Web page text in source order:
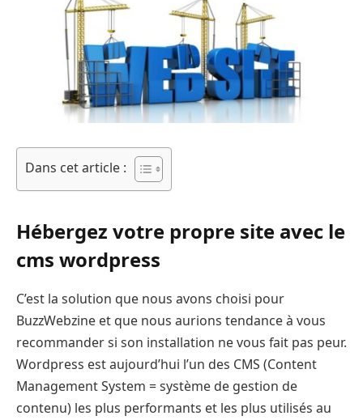
Dans cet article :
Hébergez votre propre site avec le
cms wordpress
C’est la solution que nous avons choisi pour
BuzzWebzine et que nous aurions tendance à vous
recommander si son installation ne vous fait pas peur.
Wordpress est aujourd’hui l’un des CMS (Content
Management System = système de gestion de
contenu) les plus performants et les plus utilisés au